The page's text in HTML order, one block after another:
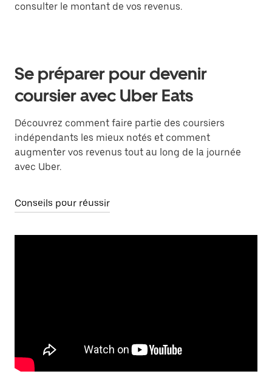
consulter le montant de vos revenus.
Se préparer pour devenir
coursier avec Uber Eats
Découvrez comment faire partie des coursiers
indépendants les mieux notés et comment
augmenter vos revenus tout au long de la journée
avec Uber.
Conseils pour réussir